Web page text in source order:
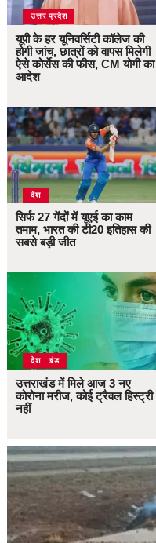
उत्तर प्रदेश
यूपी के हर यूनिवर्सिटी कॉलेज की
होगी जांच, छात्रों को वापस मिलेगी
ऐसे कोर्सेस की फीस, CM योगी का
आदेश
देश
सिर्फ 27 गेंदों में यूएई का काम
तमाम, भारत की टी20 इतिहास की
सबसे बड़ी जीत
उत्तराखंड
देश
उत्तराखंड में मिले आज 3 नए
कोरोना मरीज, कोई ट्रैवल हिस्ट्री
नहीं